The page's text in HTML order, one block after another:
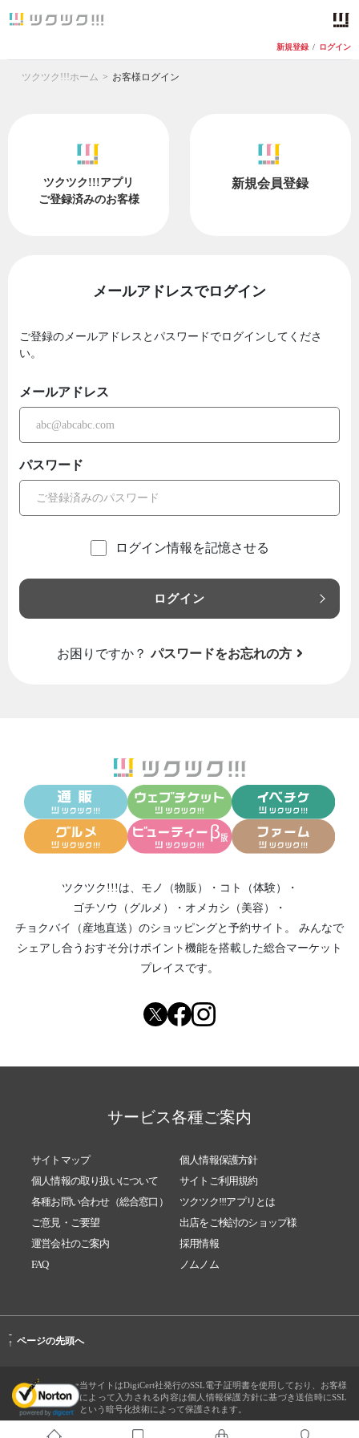
新規登録 / ログイン
ツクツク!!!ホーム お客様ログイン
ツクツク!!!アプリ
ご登録済みのお客様
新規会員登録
メールアドレスでログイン
ご登録のメールアドレスとパスワードでログインしてくださ
い。
メールアドレス
パスワード
ログイン情報を記憶させる
ログイン
お困りですか？ パスワードをお忘れの方
ツクツク!!!は、 モノ（物販） ・ コト（体験）
・
ゴチソウ（グルメ）
・ オメカシ（美容）
・
チョクバイ（産地直送） のショッピングと予約サイト。
みんなで
シェアし合う おすそ分けポイント機能を搭載した総合マーケット
プレイスです。
サービス各種ご案内
サイトマップ
個人情報保護方針
個人情報の取り扱いについて
サイトご利用規約
各種お問い合わせ（総合窓口）
ツクツク!!!アプリとは
ご意見・ご要望
出店をご検討のショップ様
運営会社のご案内
採用情報
FAQ
ノムノム
-
↑ ページの先頭へ
当サイトはDigiCert社発行のSSL電子証明書を使用しており、お客様
によって入力される内容は個人情報保護方針に基づき送信時にSSL
という暗号化技術によって保護されます。